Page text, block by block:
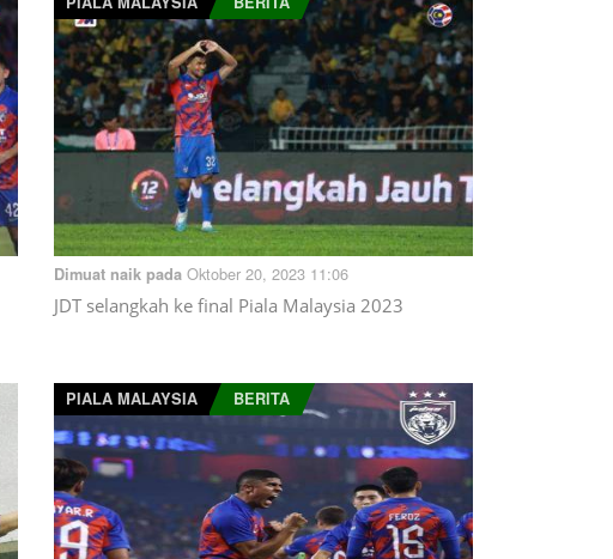
Dimuat naik pada Oktober 20, 2023 11:06
JDT selangkah ke final Piala Malaysia 2023
PIALA MALAYSIA BERITA